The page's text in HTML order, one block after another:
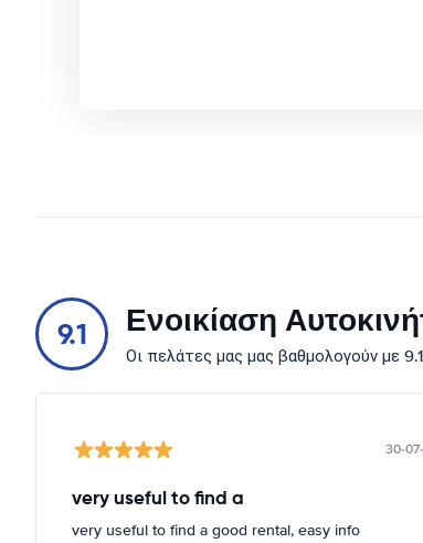
9.1 Ενοικίαση
Οι πελάτες μας μας βαθμολογούν με
30-
very useful to find a
very useful to find a good rental, easy info